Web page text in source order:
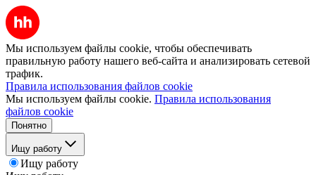
Мы используем файлы cookie, чтобы обеспечивать
правильную работу нашего веб-сайта и анализировать сетевой
трафик.
Правила использования файлов cookie
Мы используем файлы cookie. Правила использования
файлов cookie
Понятно
Ищу работу
Ищу работу